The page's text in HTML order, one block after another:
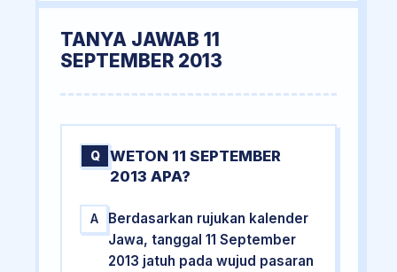
TANYA JAWAB 11
SEPTEMBER 2013
Q
WETON 11 SEPTEMBER
2013 APA?
A
Berdasarkan rujukan kalender
Jawa, tanggal 11 September
2013 jatuh pada wujud pasaran